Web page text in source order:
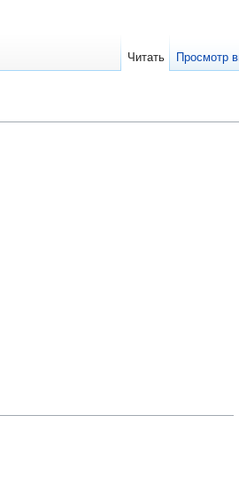
Читать Просмотр